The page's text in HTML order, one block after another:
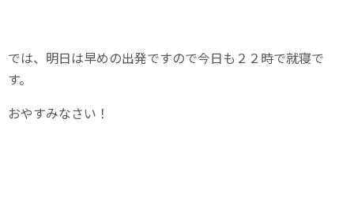
では、明日は早めの出発ですので今日も２２時で就寝で
す。
おやすみなさい！